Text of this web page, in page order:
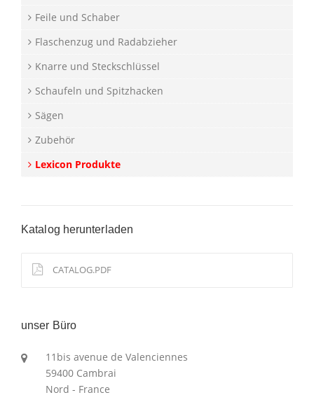
Feile und Schaber
Flaschenzug und Radabzieher
Knarre und Steckschlüssel
Schaufeln und Spitzhacken
Sägen
Zubehör
Lexicon Produkte
Katalog herunterladen
CATALOG.PDF
unser Büro
11bis avenue de Valenciennes
59400 Cambrai
Nord - France